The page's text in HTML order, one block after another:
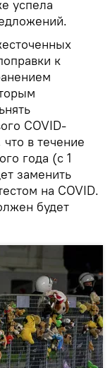
успела
к
COVID-
в течение
года (с 1
заменить
на COVID.
будет